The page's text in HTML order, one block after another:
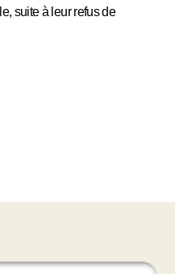
suite à leur refus de